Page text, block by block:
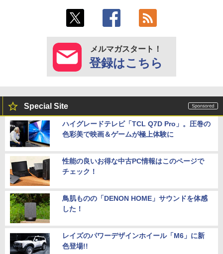
メルマガスタート！
登録はこちら
Special Site
ハイグレードテレビ「TCL Q7D Pro」。圧巻の
色彩美で映画＆ゲームが極上体験に
性能の良いお得な中古PC情報はこのページで
チェック！
鳥肌ものの「DENON HOME」サウンドを体感
した！
レイズのパワーデザインホイール「M6」に新
色登場!!